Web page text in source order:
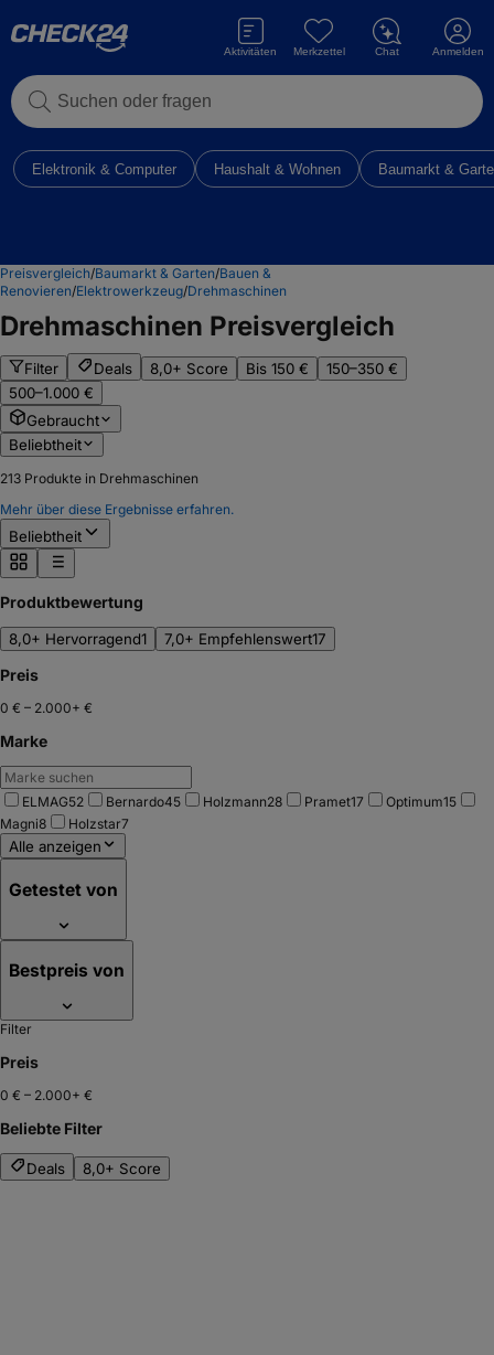
Suchen oder fragen
Aktivitäten Merkzettel Chat Anmelden
Elektronik & Computer Haushalt & Wohnen Baumarkt &
Preisvergleich/Baumarkt & Garten/Bauen &
Renovieren/Elektrowerkzeug/Drehmaschinen
Drehmaschinen Preisvergleich
Filter Deals 8,0+ Score Bis 150 €
150–350 €
500–1.000 €
Gebraucht
Beliebtheit
213 Produkte in Drehmaschinen
Mehr über diese Ergebnisse erfahren.
Beliebtheit
Produktbewertung
8,0+ Hervorragend1 7,0+ Empfehlenswert17
Preis
0 € – 2.000+ €
Marke
ELMAG52 Bernardo45 Holzmann28 Pramet17 Optimum15
Magni8 Holzstar7
Alle anzeigen
Getestet von
Bestpreis von
Filter
Preis
0 € – 2.000+ €
Beliebte Filter
Deals 8,0+ Score